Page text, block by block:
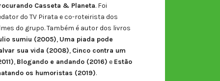
Casseta & Planeta. Foi
do TV Pirata e co-roteirista dos
do grupo. Também é autor dos livros
sumiu (2005), Uma piada pode
sua vida (2008), Cinco contra um
, Blogando e andando (2016) e Estão
os humoristas (2019).